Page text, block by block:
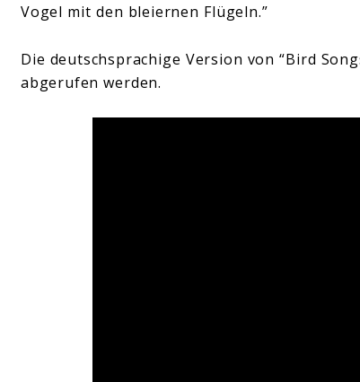
Vogel mit den bleiernen Flügeln.”
Die deutschsprachige Version von “Bird
abgerufen werden.